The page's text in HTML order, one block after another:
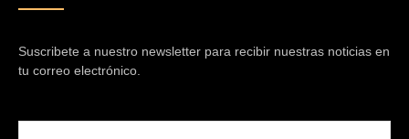
Suscribete a nuestro newsletter para recibir nuestras noticias en
tu correo electrónico.